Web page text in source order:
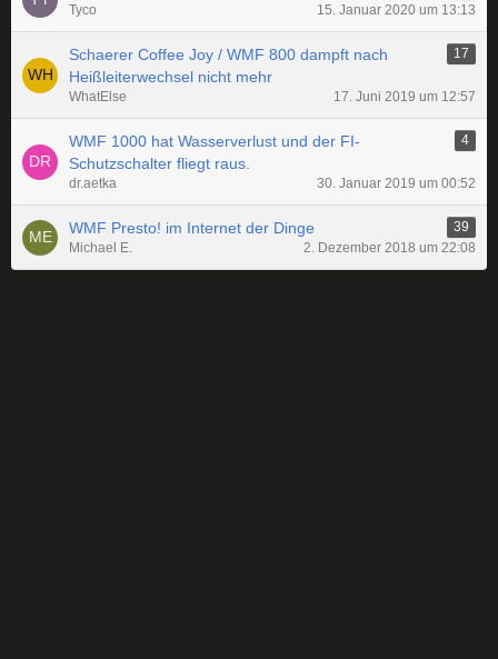
Tyco
15. Januar 2020 um 13:13
Schaerer Coffee Joy / WMF 800 dampft nach
Heißleiterwechsel nicht mehr
17
WhatElse 17. Juni 2019 um 12:57
WMF 1000 hat Wasserverlust und der FI-
Schutzschalter fliegt raus.
4
dr.aetka 30. Januar 2019 um 00:52
WMF Presto! im Internet der Dinge
39
Michael E.
2. Dezember 2018 um 22:08